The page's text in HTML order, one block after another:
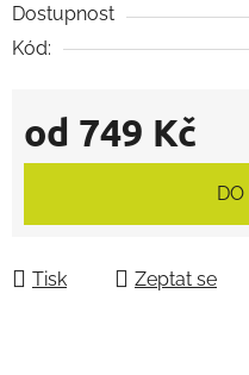
Dostupnost
Kód:
od 749 Kč
Měrná cena:
DO
Tisk Zeptat se